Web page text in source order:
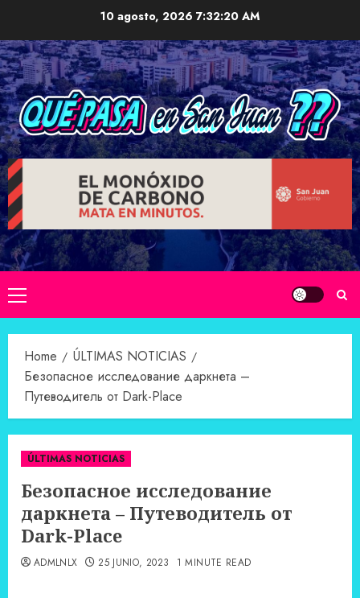
content
10 agosto, 20267:32:21 AM
Primary
Menu
Home
ÚLTIMAS NOTICIAS
Безопасное исследование даркнета –
Путеводитель от Dark-Place
ÚLTIMAS NOTICIAS
Безопасное исследование
даркнета – Путеводитель от
Dark-Place
ADMLNLX 25 JUNIO, 2023 1 MINUTE READ